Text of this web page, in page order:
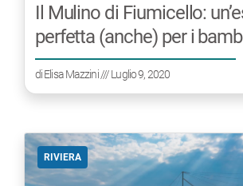
Il Mulino di Fiumicello:
perfetta (anche) per i
diElisa Mazzini/// Luglio 9, 2020
RIVIERA